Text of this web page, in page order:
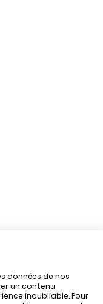
données de nos
un contenu
inoubliable. Pour